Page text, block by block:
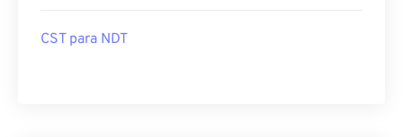
CST para NDT